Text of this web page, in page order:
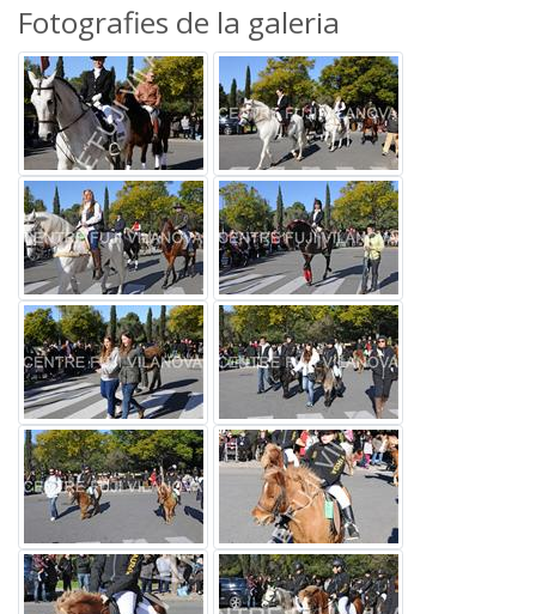
Fotografies de la galeria